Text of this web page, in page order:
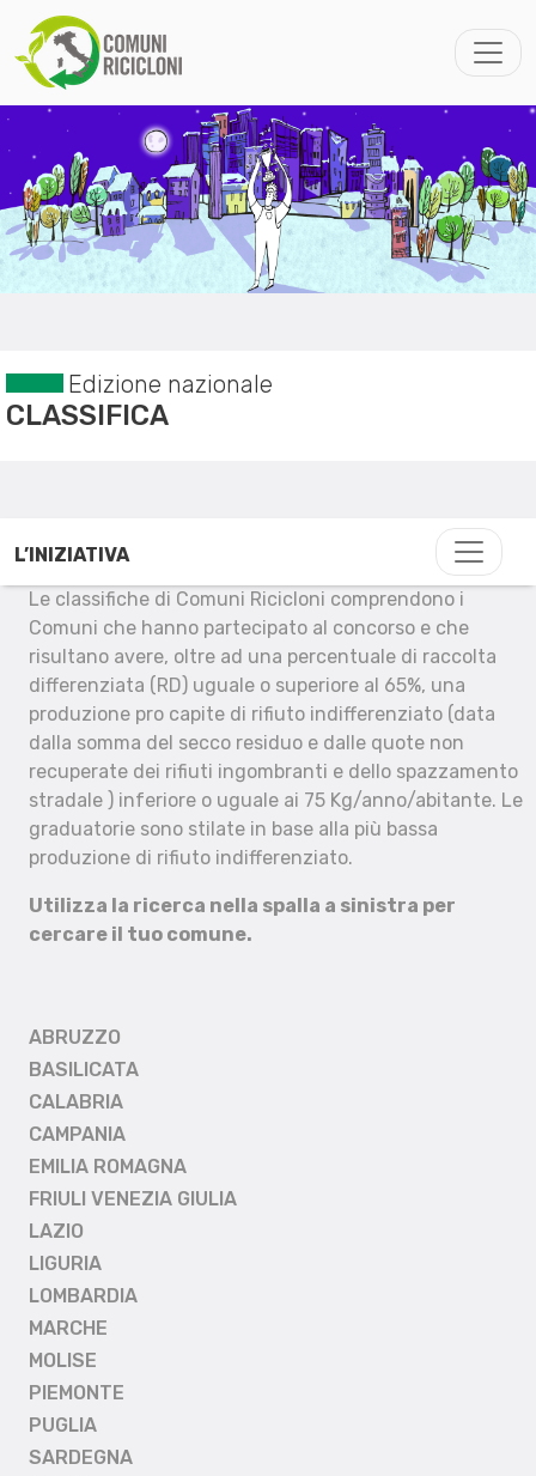
Edizione nazionale
CLASSIFICA
L’INIZIATIVA
Le classifiche di Comuni Ricicloni comprendono i
Comuni che hanno partecipato al concorso e che
risultano avere, oltre ad una percentuale di raccolta
differenziata (RD) uguale o superiore al 65%, una
produzione pro capite di rifiuto indifferenziato (data
dalla somma del secco residuo e dalle quote non
recuperate dei rifiuti ingombranti e dello spazzamento
stradale ) inferiore o uguale ai 75 Kg/anno/abitante. Le
graduatorie sono stilate in base alla più bassa
produzione di rifiuto indifferenziato.
Utilizza la ricerca nella spalla a sinistra per
cercare il tuo comune.
ABRUZZO
BASILICATA
CALABRIA
CAMPANIA
EMILIA ROMAGNA
FRIULI VENEZIA GIULIA
LAZIO
LIGURIA
LOMBARDIA
MARCHE
MOLISE
PIEMONTE
PUGLIA
SARDEGNA